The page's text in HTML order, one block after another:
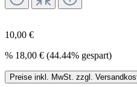
10,00 €
% 18,00 € (44.44% gespart)
Preise inkl. MwSt. zzgl.